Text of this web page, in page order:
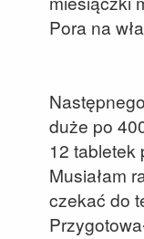
Pora na
duże po
12 tabletek
Musiałam
czekać do